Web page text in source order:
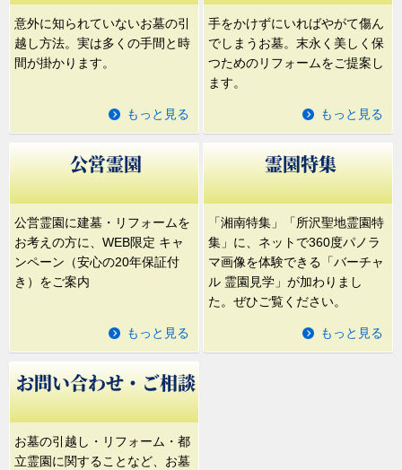
全ての区画がペット共葬、永代供養付き墓地。都心
から利便性に優れた大型公園墓地です。
第
園墓地です
意外に知られていないお墓の引
越し方法。実は多くの手間と時
間が掛かります。
もっと見る
手をかけずにいればやがて傷ん
でしまうお墓。末永く美しく保
つためのリフォームをご提案し
ます。
もっと見る
公営霊園
公営霊園に建墓・リフォームを
お考えの方に、WEB限定 キャ
ンペーン（安心の20年保証付
き）をご案内
もっと見る
霊園特集
「湘南特集」「所沢聖地霊園特
集」に、ネットで360度パノラ
マ画像を体験できる「バーチャ
ル 霊園見学」が加わりまし
た。ぜひご覧ください。
もっと見る
お問い合わせ・ご相談
お墓の引越し・リフォーム・都
立霊園に関することなど、お墓